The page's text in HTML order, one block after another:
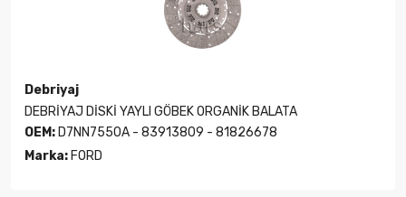
Debriyaj
DEBRİYAJ DİSKİ YAYLI GÖBEK ORGANİK BALATA
OEM: D7NN7550A - 83913809 - 81826678
Marka: FORD